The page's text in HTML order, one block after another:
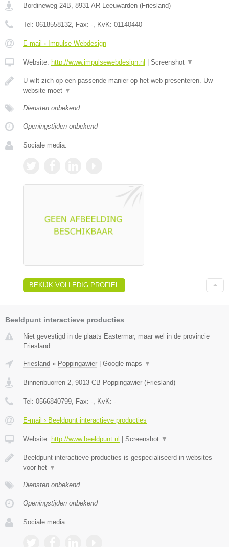
Bordineweg 24B, 8931 AR Leeuwarden (Friesland)
Tel: 0618558132, Fax: -, KvK: 01140440
E-mail › Impulse Webdesign
Website: http://www.impulsewebdesign.nl Screenshot ▼
U wilt zich op een passende manier op het web presenteren. Uw
website moet ▼
Diensten onbekend
Openingstijden onbekend
Sociale media:
BEKIJK VOLLEDIG PROFIEL
Beeldpunt interactieve producties
Niet gevestigd in de plaats Eastermar, maar wel in de provincie
Friesland.
Friesland » Poppingawier | Google maps ▼
Binnenbuorren 2 9013 CB Poppingawier (Friesland)
Tel: 0566840799 , Fax: - , KvK: -
E-mail › Beeldpunt interactieve producties
Website: http://www.beeldpunt.nl | Screenshot ▼
Beeldpunt interactieve producties is gespecialiseerd in websites
voor het ▼
Diensten onbekend
Openingstijden onbekend
Sociale media: